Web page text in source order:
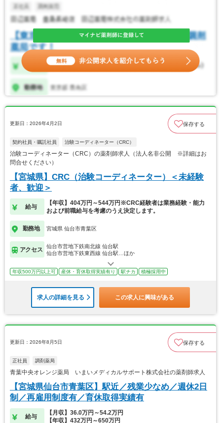
更新日：2026年4月2日 保存する
契約社員・嘱託社員 治験コーディネーター（CRC）
治験コーディネーター（CRC）の薬剤師求人（法人名非公開 ※詳細はお
問合せください）
【宮城県】CRC（治験コーディネーター）＜未経験
者、歓迎＞
給与
【年収】404万円～544万円※CRC経験者は業務経験・能力
および前職給与を考慮のうえ決定します。
勤務地 宮城県 仙台市青葉区
アクセス
仙台市営地下鉄南北線 仙台駅
仙台市営地下鉄東西線 仙台駅…ほか
年収500万円以上可 産休・育休取得実績有り 駅チカ 積極採用中
求人の詳細を見る この求人に興味がある
更新日：2026年8月5日 保存する
正社員 調剤薬局
青葉中央オレンジ薬局 いまいメディカルサポート株式会社の薬剤師求人
【宮城県仙台市青葉区】駅近／残業少なめ／週休2日
制／再雇用制度有／育休取得実績有
給与
【月収】36.0万円～54.2万円
【年収】432万円～650万円